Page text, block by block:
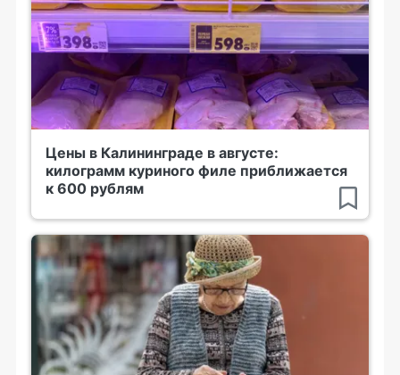
Цены в Калининграде в августе:
килограмм куриного филе приближается
к 600 рублям